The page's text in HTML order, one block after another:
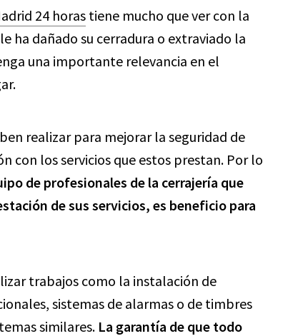
24 horastiene mucho que ver con la
ha dañado su cerradura o extraviado la
una importante relevancia en el
realizar para mejorar la seguridad de
con los servicios que estos prestan. Por lo
de profesionales de la cerrajería que
de sus servicios, es beneficio para
trabajos como la instalación de
sistemas de alarmas o de timbres
similares. La garantía de que todo